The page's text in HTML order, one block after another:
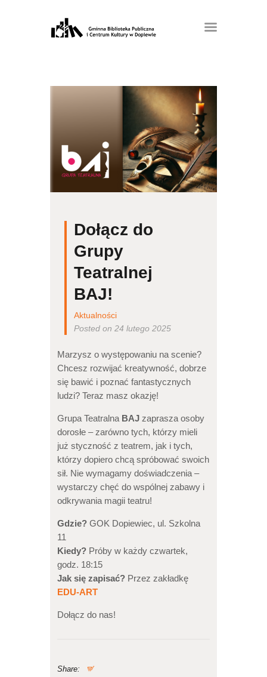
Dołącz do
Grupy
Teatralnej
BAJ!
Aktualności
Posted on 24 lutego 2025
Marzysz o występowaniu na scenie?
Chcesz rozwijać kreatywność, dobrze
się bawić i poznać fantastycznych
ludzi? Teraz masz okazję!
Grupa Teatralna BAJzaprasza osoby
dorosłe – zarówno tych, którzy mieli
już styczność z teatrem, jak i tych,
którzy dopiero chcą spróbować swoich
sił. Nie wymagamy doświadczenia –
wystarczy chęć do wspólnej zabawy i
odkrywania magii teatru!
Gdzie?GOK Dopiewiec, ul. Szkolna
11
Kiedy?Próby w każdy czwartek,
godz. 18:15
Jak się zapisać?Przez zakładkę
EDU-ART
Dołącz do nas!
Share: